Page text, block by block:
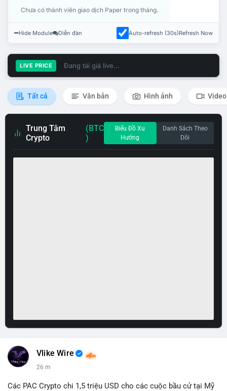
Chưa có thành viên giao dịch Paper trong tháng.
Hide Module Diễn đàn Auto-refresh (30s)Refresh Now
LIVE PRICE Đang tải giá live...
Tất cả Văn bản Hình ảnh Video
Trung Tâm
Crypto
(BTC
)
Biểu Đồ Xu
Hướng
Danh Sách Theo
Dõi
Vlike Wire
26 m
Các PAC Crypto chi 1,5 triệu USD cho các cuộc bầu cử tại Mỹ